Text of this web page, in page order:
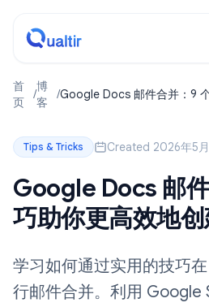
首
页
/
博
客
/Google Docs 邮件合并：9
Tips & Tricks Created 2026年5
Google Docs 邮
巧助你更高效地
学习如何通过实用的技巧
行邮件合并。利用 Google